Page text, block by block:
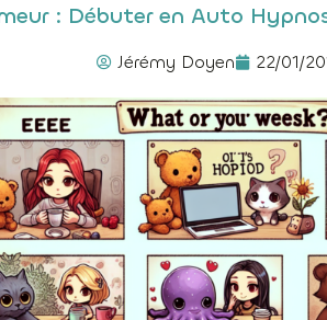
: Débuter en Auto
Jérémy Doyen 22/01/